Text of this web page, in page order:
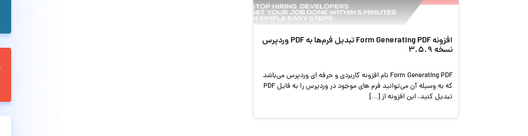
افزونه Form Generating PDF تبدیل فرم‌ها به PDF وردپرس
نسخه 3.5.9
Form Generating PDF نام افزونه کاربردی و حرفه ای وردپرس می‌باشد
که به وسیله آن می‌توانید فرم های موجود در وردپرس را به فایل PDF
تبدیل کنید. این افزونه از […]